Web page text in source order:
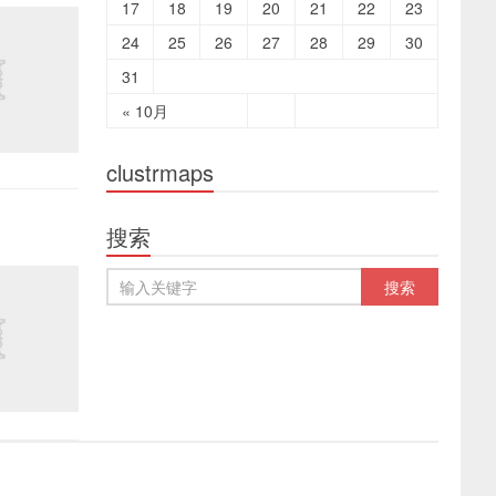
« 10月
17 18 19 20 21 22
23
24
25 26 27 28 29
30
31
clustrmaps
搜索